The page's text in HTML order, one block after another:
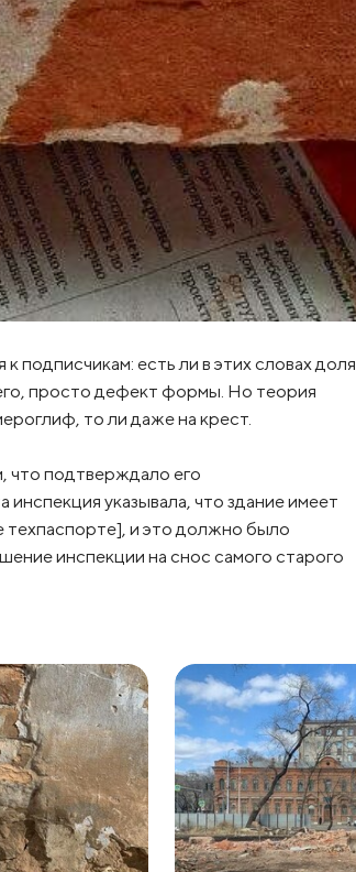
подписчикам: есть ли в этих словах доля
просто дефект формы. Но теория
то ли даже на крест.
что подтверждало его
указывала, что здание имеет
и это должно было
инспекции на снос самого старого